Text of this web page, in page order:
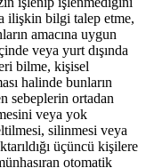
ilişkin bilgi talep etme,
amacına uygun
veya yurt dışında
bilme, kişisel
halinde bunların
sebeplerin ortadan
veya yok
silinmesi veya
üçüncü kişilere
otomatik